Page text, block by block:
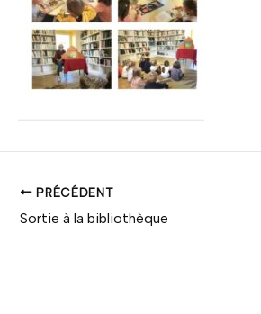
PRÉCÉDENT
Sortie à la bibliothèque